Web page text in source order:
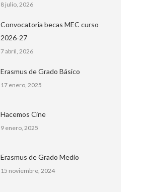
8 julio, 2026
Convocatoria becas MEC curso
2026-27
7 abril, 2026
Erasmus de Grado Básico
17 enero, 2025
Hacemos Cine
9 enero, 2025
Erasmus de Grado Medio
15 noviembre, 2024